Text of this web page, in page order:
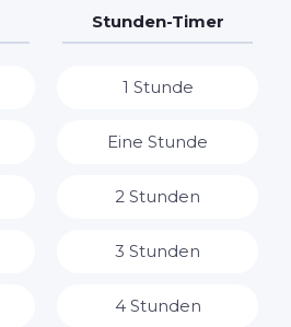
Stunden-Timer
1 Stunde
Eine Stunde
2 Stunden
3 Stunden
4 Stunden